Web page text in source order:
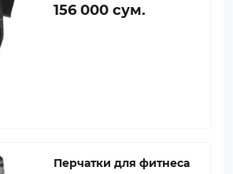
156 000 сум.
Перчатки для фитнеса